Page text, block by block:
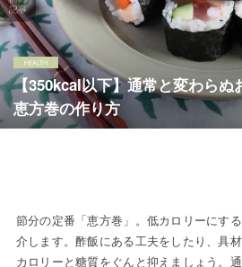
【350kcal以下】通常と変わらぬ
恵方巻の作り方
記事
節分の定番「恵方巻」。低カロリーにす
介します。酢飯にある工夫をしたり、具
カロリーと糖質をぐんと抑えましょう。